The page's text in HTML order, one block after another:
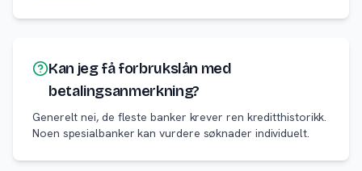
Kan jeg få forbrukslån med
betalingsanmerkning?
Generelt nei, de fleste banker krever ren kreditthistorikk.
Noen spesialbanker kan vurdere søknader individuelt.